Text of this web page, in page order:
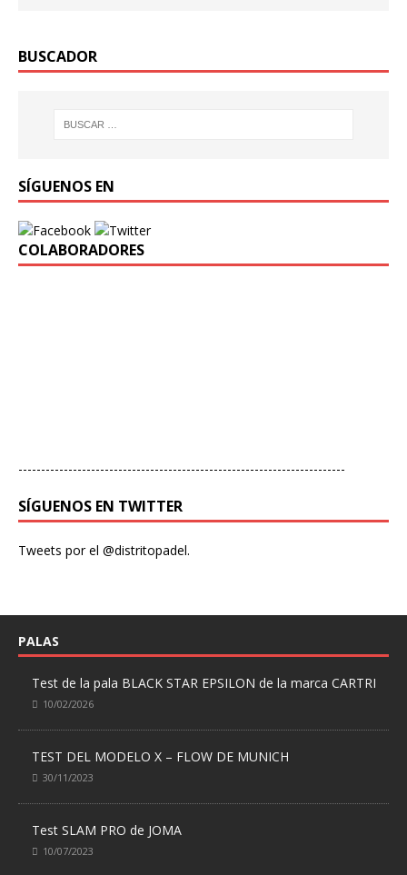
BUSCADOR
SÍGUENOS EN
COLABORADORES
------------------------------------------------------------------------
SÍGUENOS EN TWITTER
Tweets por el @distritopadel.
PALAS
Test de la pala BLACK STAR EPSILON de la marca CARTRI
10/02/2026
TEST DEL MODELO X – FLOW DE MUNICH
30/11/2023
Test SLAM PRO de JOMA
10/07/2023